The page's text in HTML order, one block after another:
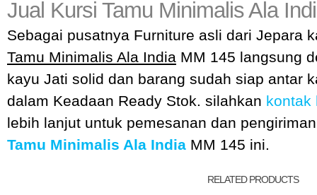
Jual Kursi Tamu Minimalis Ala
Sebagai pusatnya Furniture asli dari Jepara
Tamu Minimalis Ala India MM 145 langsung
kayu Jati solid dan barang sudah siap antar
dalam Keadaan Ready Stok. silahkan kontak
lebih lanjut untuk pemesanan dan
Tamu Minimalis Ala India MM 145 ini.
RELATED PRODUCTS